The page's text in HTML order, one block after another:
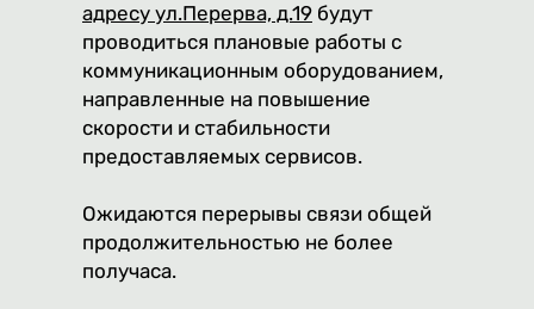
адресу ул.Перерва, д.19 будут
проводиться плановые работы с
коммуникационным оборудованием,
направленные на повышение
скорости и стабильности
предоставляемых сервисов.
Ожидаются перерывы связи общей
продолжительностью не более
получаса.